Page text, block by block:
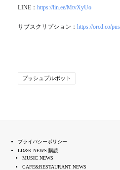
LINE： https://lin.ee/MtvXyUo
サブスクリプション： https://orcd.co/
プッシュプルポット
プライバシーポリシー
LD&K NEWS 購読
MUSIC NEWS
CAFE&RESTAURANT NEWS